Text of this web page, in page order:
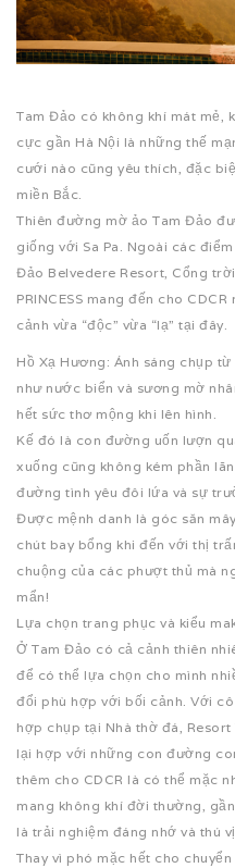
Tam Đảo có không khí mát mẻ,
cực gần Hà Nội là những thế
cưới nào cũng yêu thích, đặc
miền Bắc.
Thiên đường mờ ảo Tam Đảo
giống với Sa Pa. Ngoài các
Đảo Belvedere Resort, Cổng
PRINCESS mang đến cho
cảnh vừa “độc” vừa “lạ” tại đây.
Hồ Xạ Hương: Ánh sáng chụp
như nước biển và sương mờ
hết sức thơ mộng khi lên hình.
Kế đó là con đường uốn lượn
xuống cũng không kém phần
đường tình yêu đôi lứa và sự
Được mệnh danh là góc săn
chút bay bổng khi đến với thị
chuộng của các phượt thủ mà
mẩn!
Lựa chọn trang phục và kiểu
Ở Tam Đảo có cả cảnh thiên
để có thể lựa chọn cho mình
đổi phù hợp với bối cảnh. Với
hợp chụp tại Nhà thờ đá,
lại hợp với những con đường
thêm cho CDCR là có thể mặc
mang không khí đời thường,
là trải nghiệm đáng nhớ và thú
Thay vì phó mặc hết cho